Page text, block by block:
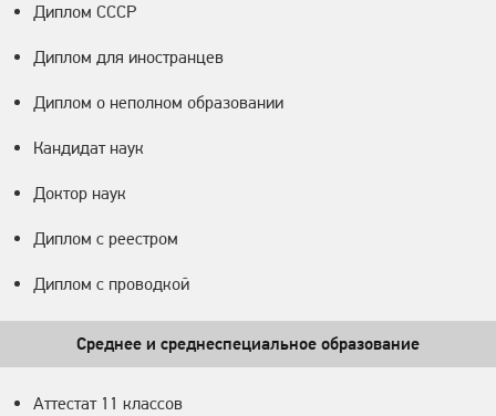
Диплом СССР
Диплом для иностранцев
Диплом о неполном образовании
Кандидат наук
Доктор наук
Диплом с реестром
Диплом с проводкой
Среднее и среднеспециальное образование
Аттестат 11 классов